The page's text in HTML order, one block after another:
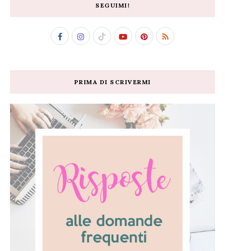
SEGUIMI!
PRIMA DI SCRIVERMI